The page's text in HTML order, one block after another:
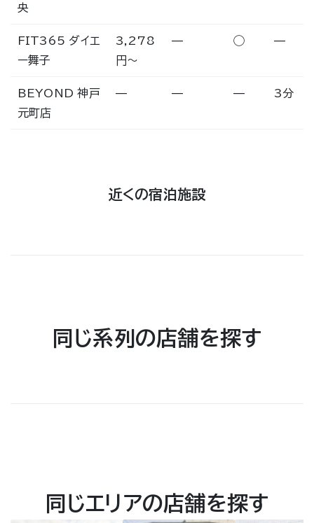
央
FIT365 ダイエ
ー舞子
3,278
円〜
— ◯ —
BEYOND 神戸
元町店
— — — 3分
近くの宿泊施設
同じ系列の店舗を探す
同じエリアの店舗を探す